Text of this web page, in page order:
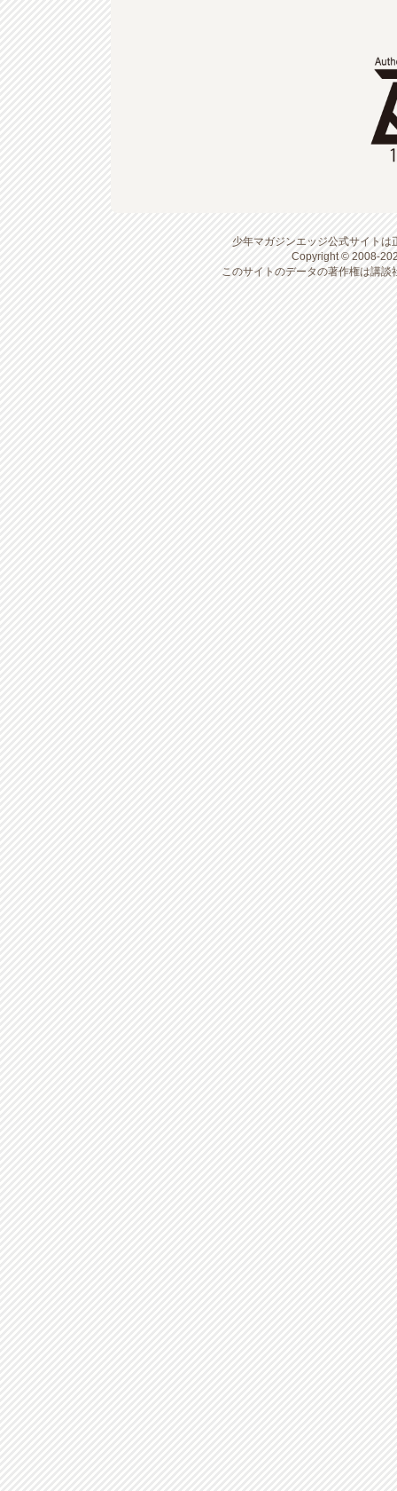
少年マガジンエッジ公式サイト
Copyright © 2008-
このサイトのデータの著作権は講